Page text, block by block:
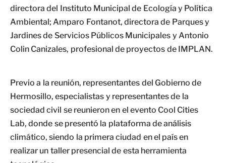
directora del Instituto Municipal de Ecología y Política
Ambiental; Amparo Fontanot, directora de Parques y
Jardines de Servicios Públicos Municipales y Antonio
Colin Canizales, profesional de proyectos de IMPLAN.
Previo a la reunión, representantes del Gobierno de
Hermosillo, especialistas y representantes de la
sociedad civil se reunieron en el evento Cool Cities
Lab, donde se presentó la plataforma de análisis
climático, siendo la primera ciudad en el país en
realizar un taller presencial de esta herramienta